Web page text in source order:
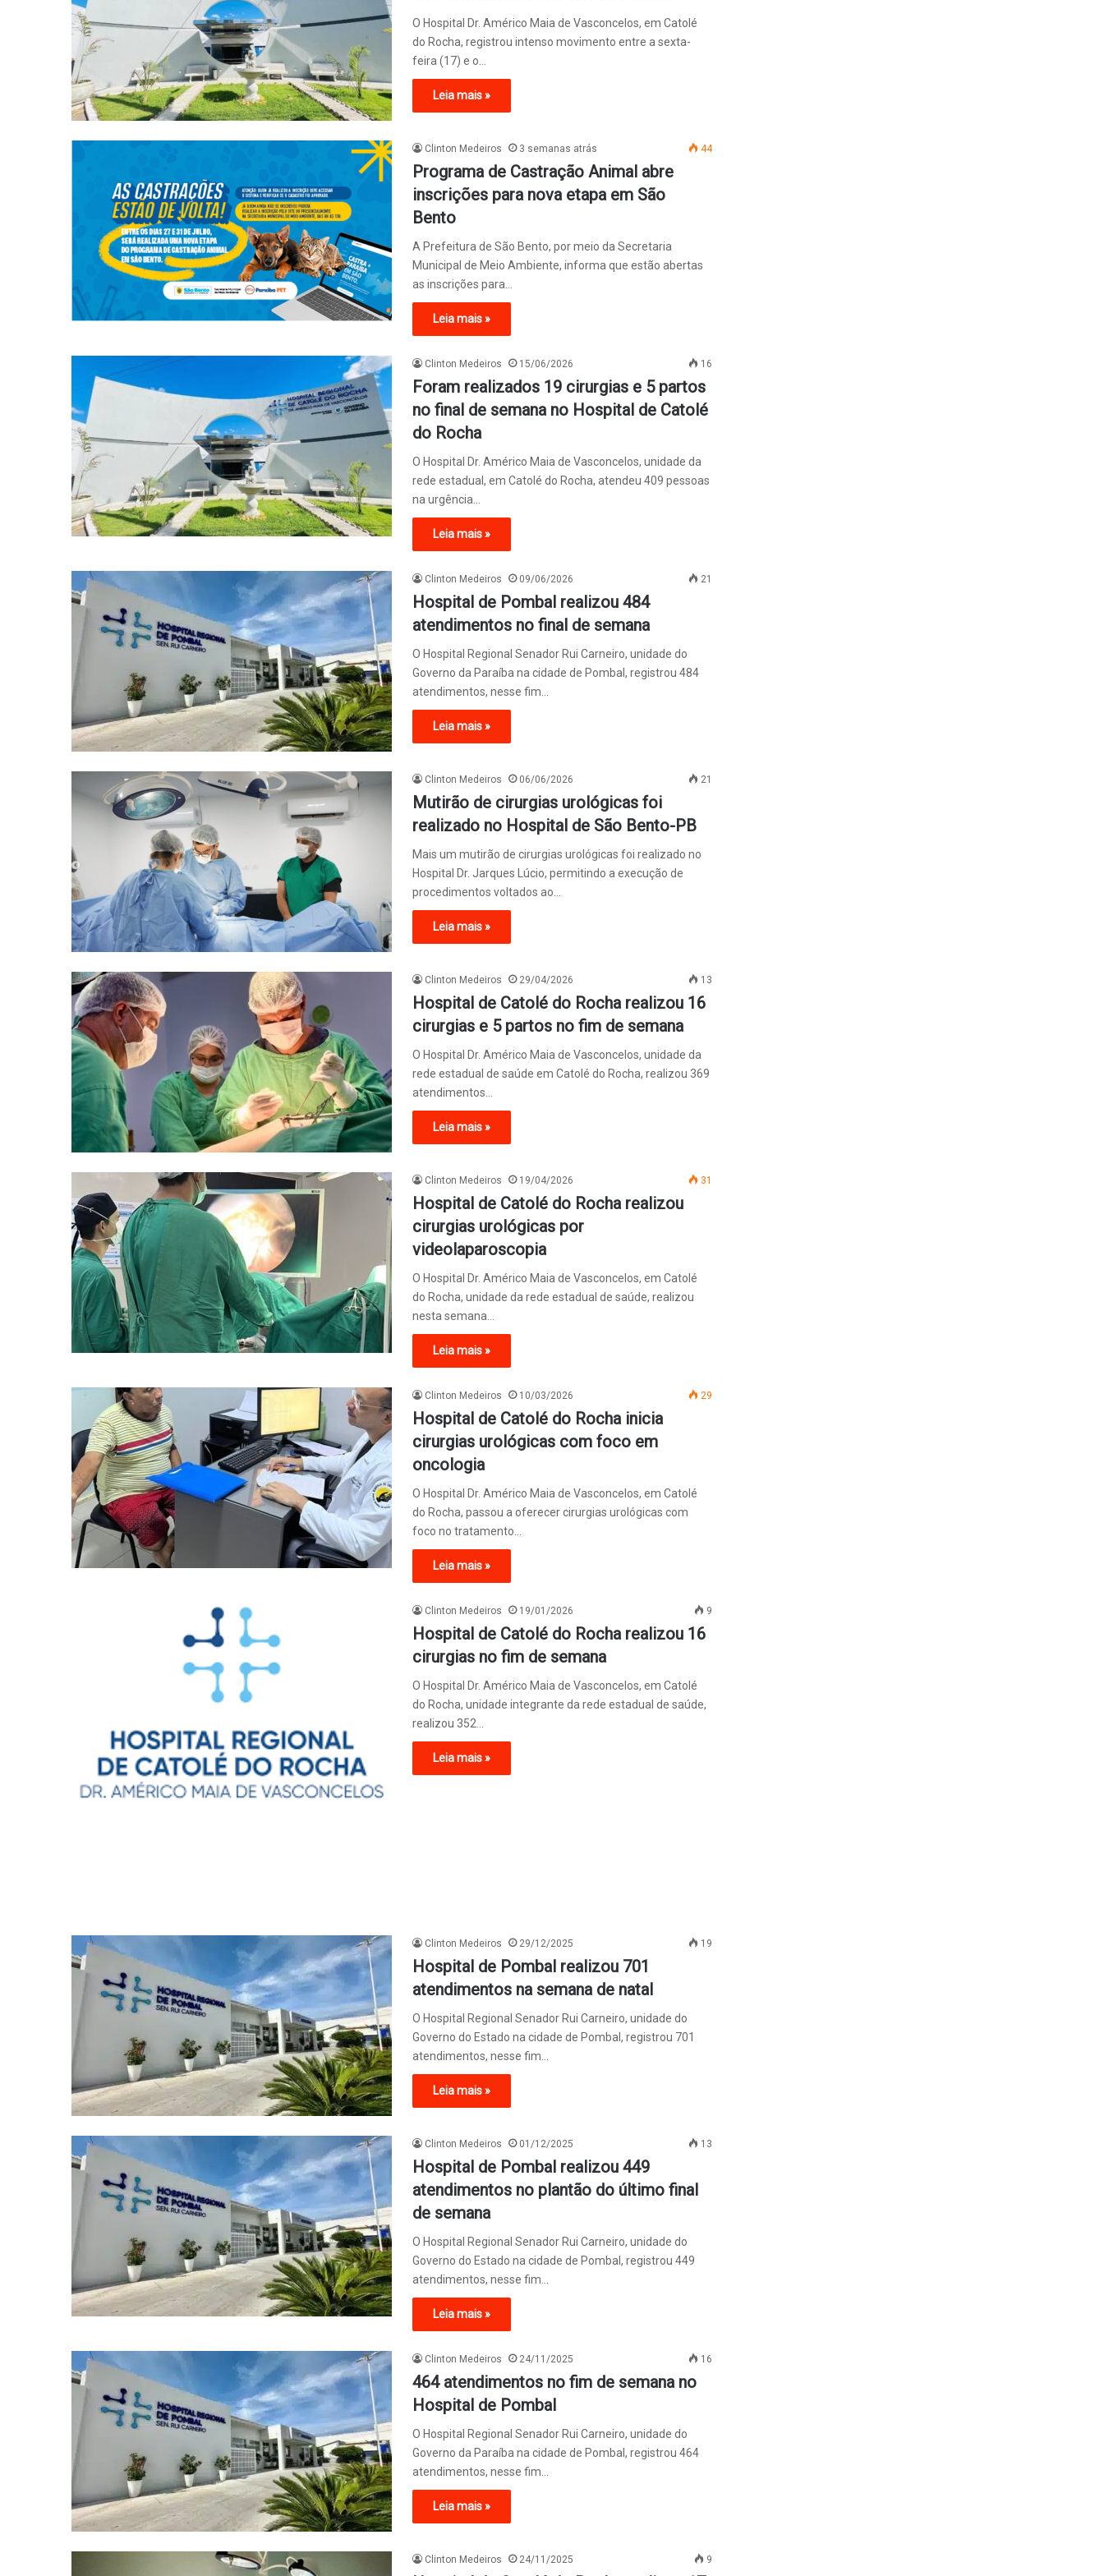
O Hospital Dr. Américo Maia de Vasconcelos, em Catolé
do Rocha, registrou intenso movimento entre a sexta-
feira (17) e o…
Leia mais »
Clinton Medeiros 3 semanas atrás 44
Programa de Castração Animal abre
inscrições para nova etapa em São
Bento
A Prefeitura de São Bento, por meio da Secretaria
Municipal de Meio Ambiente, informa que estão abertas
as inscrições para…
Leia mais »
Clinton Medeiros 15/06/2026 16
Foram realizados 19 cirurgias e 5 partos
no final de semana no Hospital de Catolé
do Rocha
O Hospital Dr. Américo Maia de Vasconcelos, unidade da
rede estadual, em Catolé do Rocha, atendeu 409 pessoas
na urgência…
Leia mais »
Clinton Medeiros 09/06/2026 21
Hospital de Pombal realizou 484
atendimentos no final de semana
O Hospital Regional Senador Rui Carneiro, unidade do
Governo da Paraíba na cidade de Pombal, registrou 484
atendimentos, nesse fim…
Leia mais »
Clinton Medeiros 06/06/2026 21
Mutirão de cirurgias urológicas foi
realizado no Hospital de São Bento-PB
Mais um mutirão de cirurgias urológicas foi realizado no
Hospital Dr. Jarques Lúcio, permitindo a execução de
procedimentos voltados ao…
Leia mais »
Clinton Medeiros 29/04/2026 13
Hospital de Catolé do Rocha realizou 16
cirurgias e 5 partos no fim de semana
O Hospital Dr. Américo Maia de Vasconcelos, unidade da
rede estadual de saúde em Catolé do Rocha, realizou 369
atendimentos…
Leia mais »
Clinton Medeiros 19/04/2026 31
Hospital de Catolé do Rocha realizou
cirurgias urológicas por
videolaparoscopia
O Hospital Dr. Américo Maia de Vasconcelos, em Catolé
do Rocha, unidade da rede estadual de saúde, realizou
nesta semana…
Leia mais »
Clinton Medeiros 10/03/2026 29
Hospital de Catolé do Rocha inicia
cirurgias urológicas com foco em
oncologia
O Hospital Dr. Américo Maia de Vasconcelos, em Catolé
do Rocha, passou a oferecer cirurgias urológicas com
foco no tratamento…
Leia mais »
Clinton Medeiros 19/01/2026 9
Hospital de Catolé do Rocha realizou 16
cirurgias no fim de semana
O Hospital Dr. Américo Maia de Vasconcelos, em Catolé
do Rocha, unidade integrante da rede estadual de saúde,
realizou 352…
Leia mais »
Clinton Medeiros 29/12/2025 19
Hospital de Pombal realizou 701
atendimentos na semana de natal
O Hospital Regional Senador Rui Carneiro, unidade do
Governo do Estado na cidade de Pombal, registrou 701
atendimentos, nesse fim…
Leia mais »
Clinton Medeiros 01/12/2025 13
Hospital de Pombal realizou 449
atendimentos no plantão do último final
de semana
O Hospital Regional Senador Rui Carneiro, unidade do
Governo do Estado na cidade de Pombal, registrou 449
atendimentos, nesse fim…
Leia mais »
Clinton Medeiros 24/11/2025 16
464 atendimentos no fim de semana no
Hospital de Pombal
O Hospital Regional Senador Rui Carneiro, unidade do
Governo da Paraíba na cidade de Pombal, registrou 464
atendimentos, nesse fim…
Leia mais »
Clinton Medeiros 24/11/2025 9